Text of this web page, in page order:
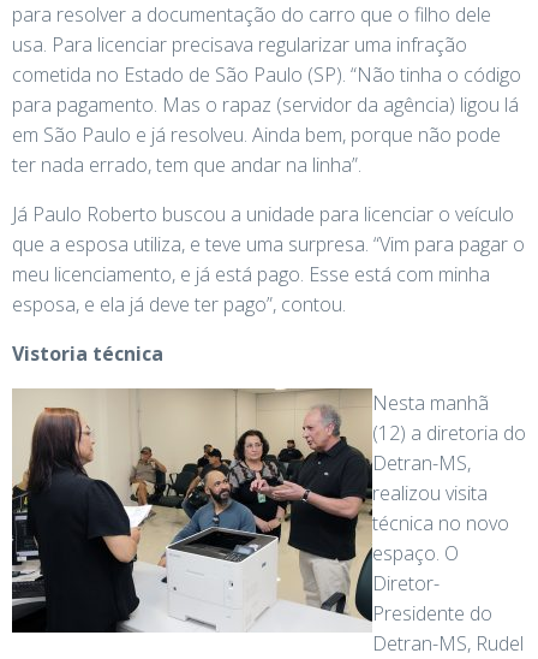
para resolver a documentação do carro que o filho dele
usa. Para licenciar precisava regularizar uma infração
cometida no Estado de São Paulo (SP). “Não tinha o código
para pagamento. Mas o rapaz (servidor da agência) ligou lá
em São Paulo e já resolveu. Ainda bem, porque não pode
ter nada errado, tem que andar na linha”.
Já Paulo Roberto buscou a unidade para licenciar o veículo
que a esposa utiliza, e teve uma surpresa. “Vim para pagar o
meu licenciamento, e já está pago. Esse está com minha
esposa, e ela já deve ter pago”, contou.
Vistoria técnica
Nesta manhã
(12) a diretoria do
Detran-MS,
realizou visita
técnica no novo
espaço. O
Diretor-
Presidente do
Detran-MS, Rudel